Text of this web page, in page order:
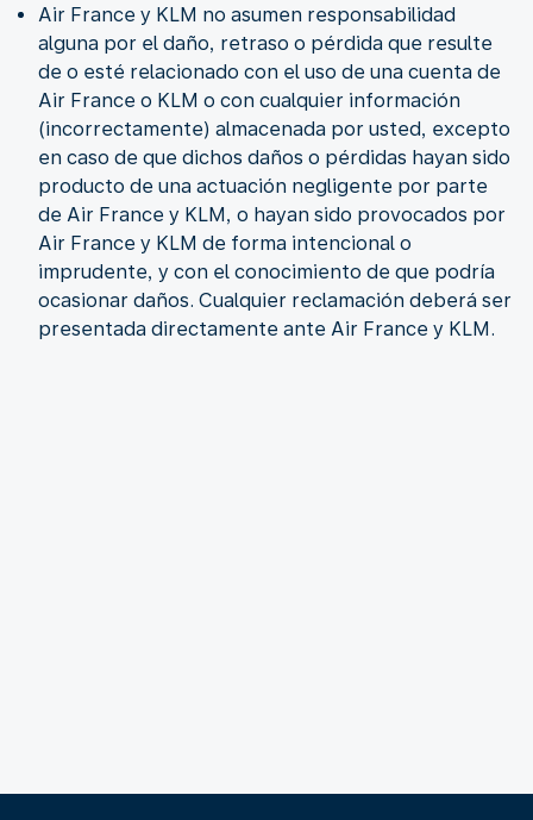
Air France y KLM no asumen responsabilidad
alguna por el daño, retraso o pérdida que resulte
de o esté relacionado con el uso de una cuenta de
Air France o KLM o con cualquier información
(incorrectamente) almacenada por usted, excepto
en caso de que dichos daños o pérdidas hayan sido
producto de una actuación negligente por parte
de Air France y KLM, o hayan sido provocados por
Air France y KLM de forma intencional o
imprudente, y con el conocimiento de que podría
ocasionar daños. Cualquier reclamación deberá ser
presentada directamente ante Air France y KLM.